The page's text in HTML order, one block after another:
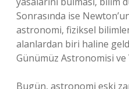
Sonrasında ise
astronomi, fiziksel
alanlardan biri haline
Günümüz Astronomisi
Bugün, astronomi eski